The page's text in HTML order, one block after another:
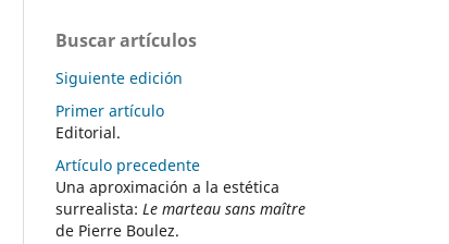
Buscar artículos
Siguiente edición
Primer artículo
Editorial.
Artículo precedente
Una aproximación a la estética
surrealista: Le marteau sans maître
de Pierre Boulez.